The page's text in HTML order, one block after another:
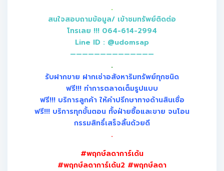
.
สนใจสอบถามข้อมูล/ เข้าชมทรัพย์ติดต่อ
โทรเลย !!! 064-614-2994
Line ID : @udomsap
——————————————
.
รับฝากขาย ฝากเช่าอสังหาริมทรัพย์ทุกชนิด
ฟรี!!! ทำการตลาดเต็มรูปแบบ
ฟรี!!! บริการลูกค้า ให้คำปรึกษาทางด้านสินเชื่อ
ฟรี!!! บริการทุกขั้นตอน ทั้งฝ่ายซื้อและขาย จนโอน
กรรมสิทธิ์เสร็จสิ้นด้วยดี
.
#พฤกษ์ลดาการ์เด้น
#พฤกษ์ลดาการ์เด้น2 #พฤกษ์ลดา